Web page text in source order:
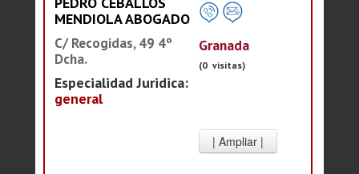
MENDIOLA ABOGADO
C/ Recogidas, 49 4º
Dcha.
Especialidad Juridica:
general
Granada
(0 visitas)